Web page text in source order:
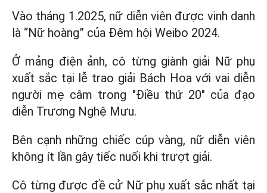
Vào tháng 1.2025, nữ diễn viên được vinh danh
là “Nữ hoàng” của Đêm hội Weibo 2024.
Ở mảng điện ảnh, cô từng giành giải Nữ phụ
xuất sắc tại lễ trao giải Bách Hoa với vai diễn
người mẹ câm trong "Điều thứ 20" của đạo
diễn Trương Nghệ Mưu.
Bên cạnh những chiếc cúp vàng, nữ diễn viên
không ít lần gây tiếc nuối khi trượt giải.
Cô từng được đề cử Nữ phụ xuất sắc nhất tại